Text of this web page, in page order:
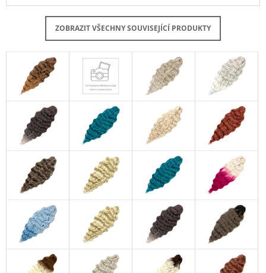
ZOBRAZIT VŠECHNY SOUVISEJÍCÍ PRODUKTY